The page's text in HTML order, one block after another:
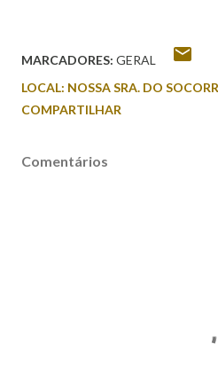
MARCADORES: GERAL
LOCAL: NOSSA SRA. DO
COMPARTILHAR
Comentários